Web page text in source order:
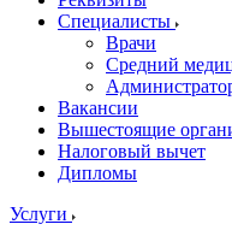
Специалисты
Врачи
Средний
Вакансии
Вышестоящие
Налоговый вычет
Дипломы
Услуги